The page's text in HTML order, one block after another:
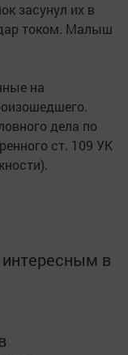
засунул их в
током. Малыш
на
дела по
ст. 109 УК
в